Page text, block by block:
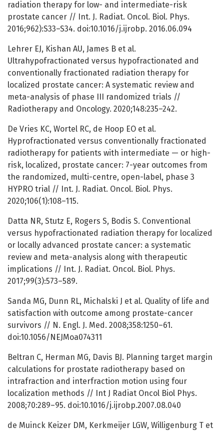
radiation therapy for low- and intermediate-risk
prostate cancer // Int. J. Radiat. Oncol. Biol. Phys.
2016;962):S33–S34. doi:10.1016/j.ijrobp. 2016.06.094
Lehrer EJ, Kishan AU, James B et al.
Ultrahypofractionated versus hypofractionated and
conventionally fractionated radiation therapy for
localized prostate cancer: A systematic review and
meta-analysis of phase III randomized trials //
Radiotherapy and Oncology. 2020;148:235–242.
De Vries KC, Wortel RC, de Hoop EO et al.
Hyprofractionated versus conventionally fractionated
radiotherapy for patients with intermediate — or high-
risk, localized, prostate cancer: 7-year outcomes from
the randomized, multi-centre, open-label, phase 3
HYPRO trial // Int. J. Radiat. Oncol. Biol. Phys.
2020;106(1):108–115.
Datta NR, Stutz E, Rogers S, Bodis S. Conventional
versus hypofractionated radiation therapy for localized
or locally advanced prostate cancer: a systematic
review and meta-analysis along with therapeutic
implications // Int. J. Radiat. Oncol. Biol. Phys.
2017;99(3):573–589.
Sanda MG, Dunn RL, Michalski J et al. Quality of life and
satisfaction with outcome among prostate-cancer
survivors // N. Engl. J. Med. 2008;358:1250–61.
doi:10.1056/NEJMoa074311
Beltran C, Herman MG, Davis BJ. Planning target margin
calculations for prostate radiotherapy based on
intrafraction and interfraction motion using four
localization methods // Int J Radiat Oncol Biol Phys.
2008;70:289–95. doi:10.1016/j.ijrobp.2007.08.040
de Muinck Keizer DM, Kerkmeijer LGW, Willigenburg T et